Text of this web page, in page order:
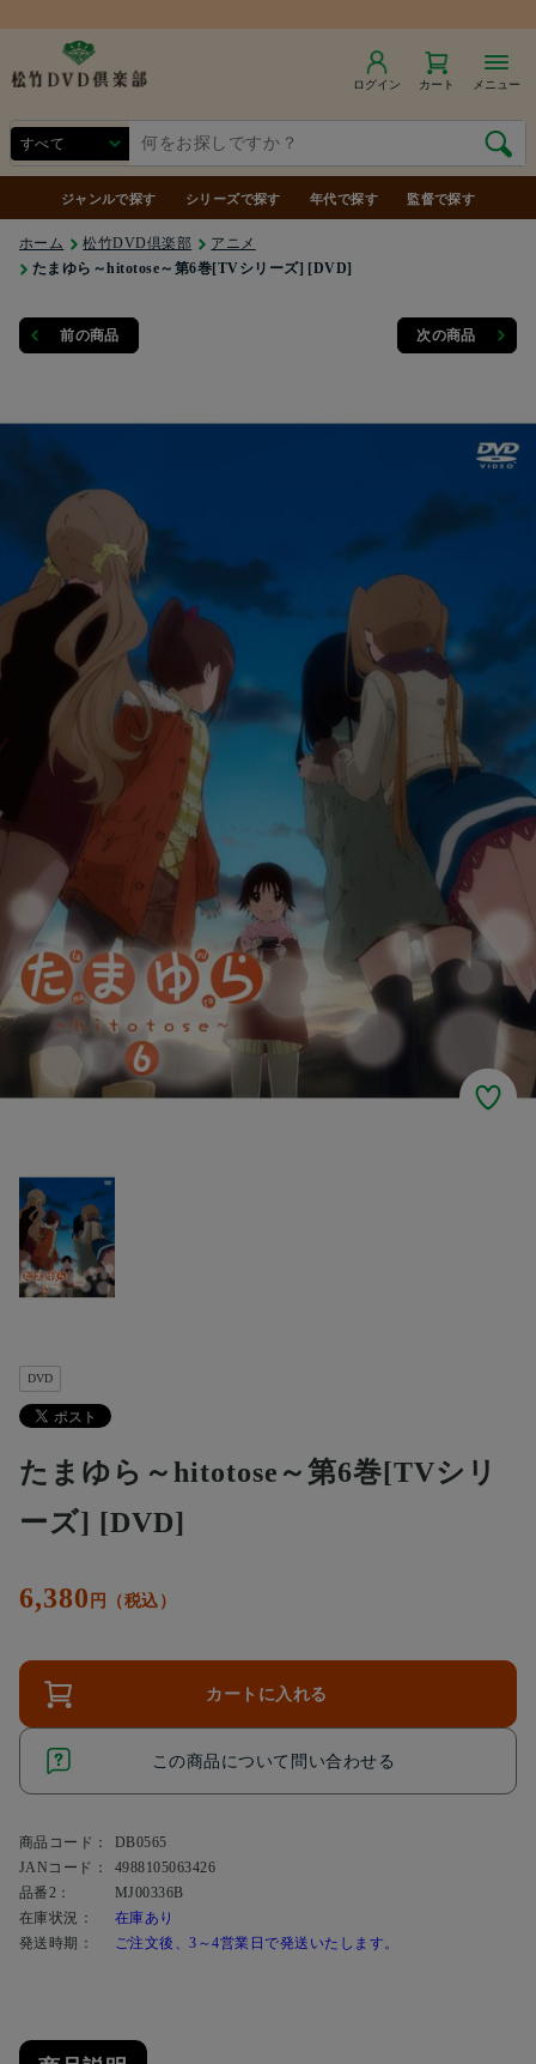
ログイン カート メニュー
ジャンルで探す シリーズで探す 年代で探す 監督で探す
ホーム 松竹DVD倶楽部
アニメ
たまゆら～hitotose～第6巻[TVシリーズ] [DVD]
前の商品 次の商品
DVD
たまゆら～hitotose～第6巻[TVシリ
ーズ] [DVD]
6,380 円（税込）
カートに入れる
この商品について問い合わせる
商品コード：
DB0565
JANコード：
4988105063426
品番2：
MJ00336B
在庫状況：
在庫あり
発送時期：
ご注文後、3～4営業日で発送いたします。